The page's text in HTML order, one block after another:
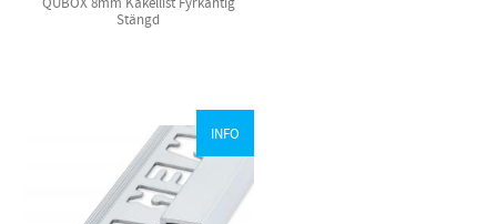
QUBOX 8mm Kakellist Fyrkantig
Stängd
INFO